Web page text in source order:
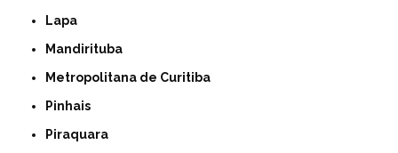
Lapa
Mandirituba
Metropolitana de Curitiba
Pinhais
Piraquara